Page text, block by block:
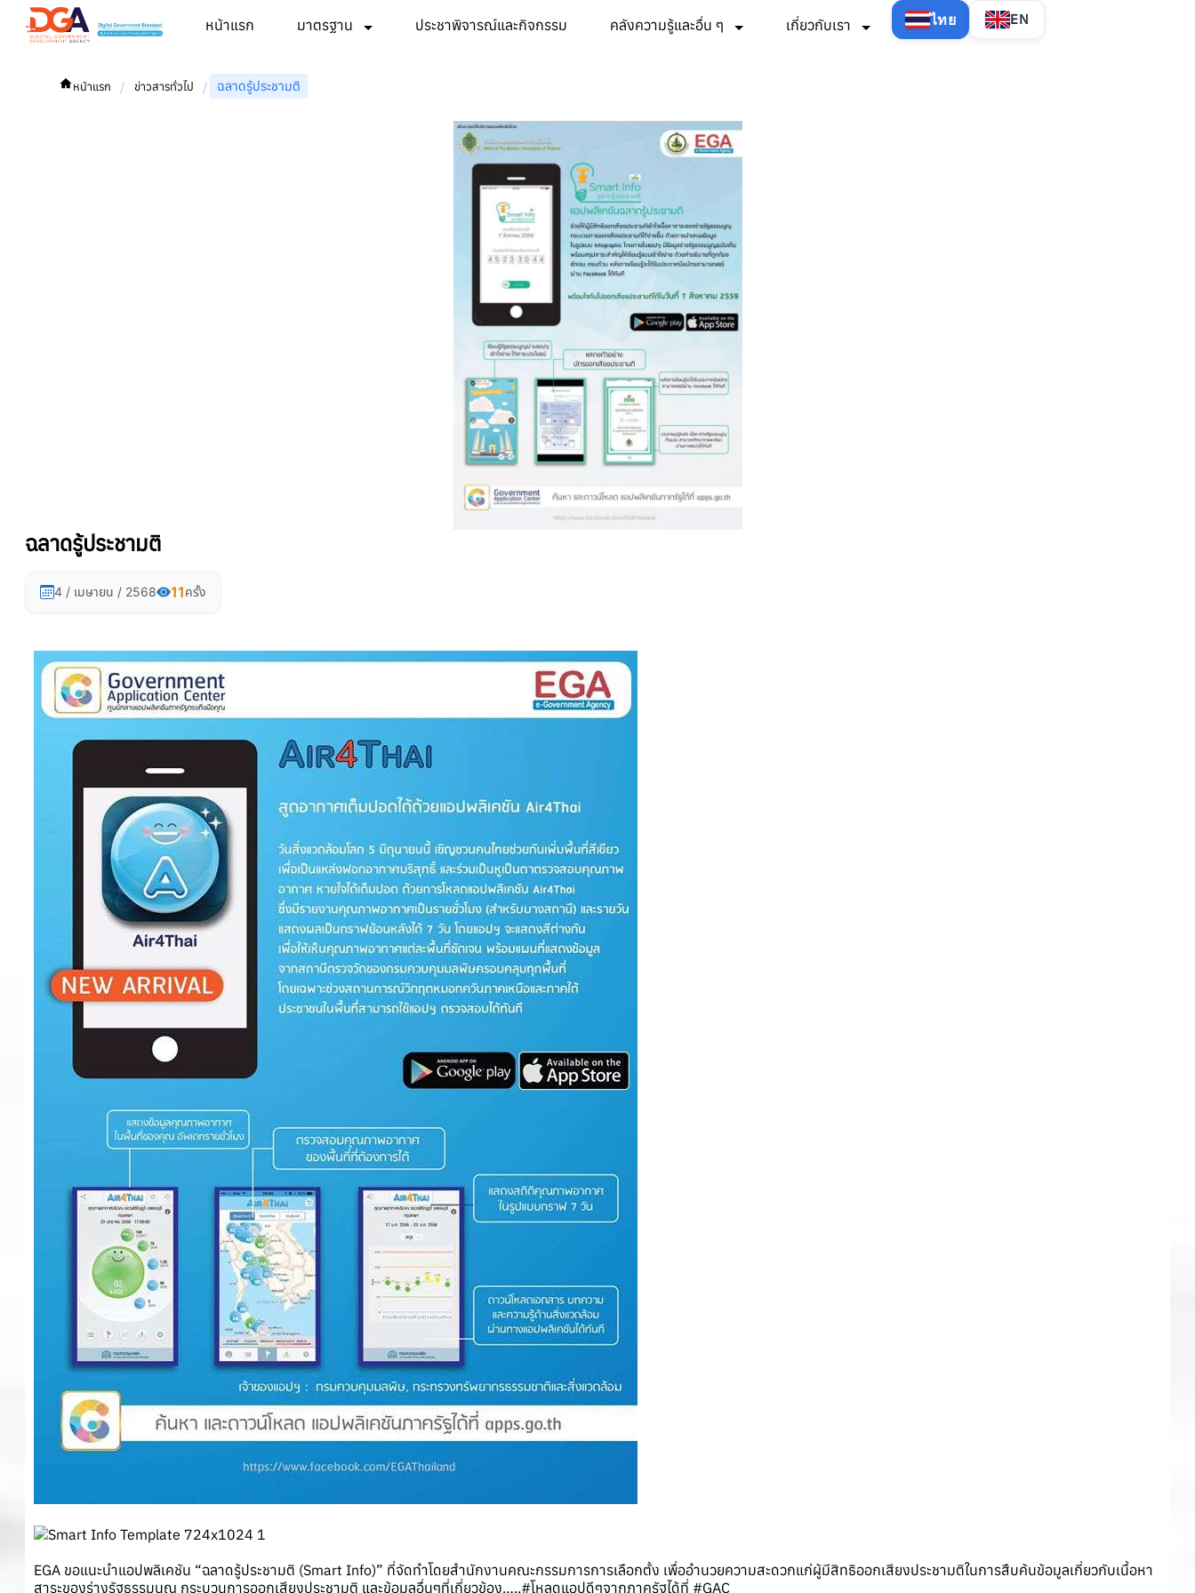
หน้าแรก มาตรฐาน ประชาพิจารณ์และกิจกรรม คลังความรู้และอื่น ๆ เกี่ยวกับเรา ไทย EN
หน้าแรก / ข่าวสารทั่วไป / ฉลาดรู้ประชามติ
ฉลาดรู้ประชามติ
4 / เมษายน / 2568 11ครั้ง
EGA ขอแนะนำแอปพลิเคชัน “ฉลาดรู้ประชามติ (Smart Info)” ที่จัดทำโดยสำนักงานคณะกรรมการการเลือกตั้ง เพื่ออำนวยความสะดวกแก่ผู้มีสิทธิออกเสียงประชามติในการสืบค้นข้อมูลเกี่ยวกับเนื้อหา
สาระของร่างรัฐธรรมนูญ กระบวนการออกเสียงประชามติ และข้อมูลอื่นๆที่เกี่ยวข้อง…..‪#‎โหลดแอปดีๆจากภาครัฐได้ที่‬ ‪#‎GAC‬